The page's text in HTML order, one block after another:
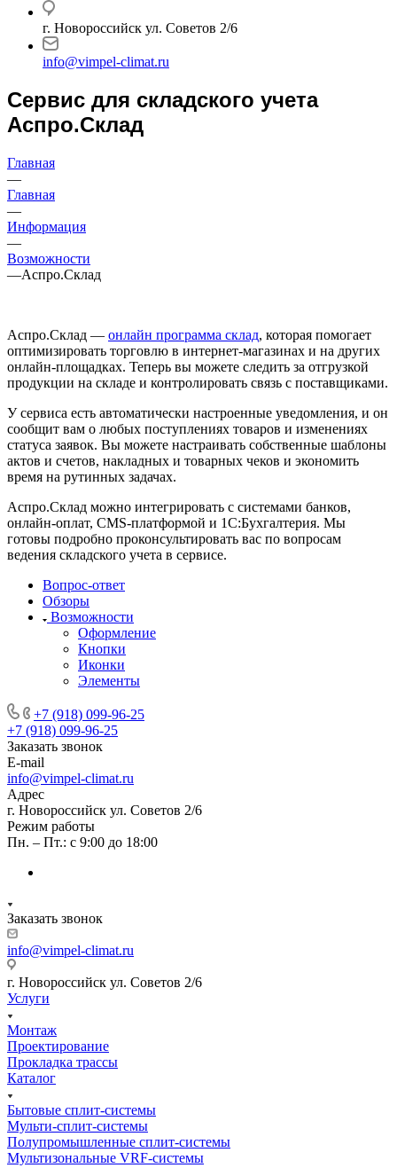
г. Новороссийск ул. Советов 2/6
info@vimpel-climat.ru
Сервис для складского учета
Аспро.Склад
Главная
—
Главная
—
Информация
—
Возможности
—Аспро.Склад
Аспро.Склад — онлайн программа склад, которая помогает
оптимизировать торговлю в интернет-магазинах и на других
онлайн-площадках. Теперь вы можете следить за отгрузкой
продукции на складе и контролировать связь с поставщиками.
У сервиса есть автоматически настроенные уведомления, и он
сообщит вам о любых поступлениях товаров и изменениях
статуса заявок. Вы можете настраивать собственные шаблоны
актов и счетов, накладных и товарных чеков и экономить
время на рутинных задачах.
Аспро.Склад можно интегрировать с системами банков,
онлайн-оплат, CMS-платформой и 1С:Бухгалтерия. Мы
готовы подробно проконсультировать вас по вопросам
ведения складского учета в сервисе.
Вопрос-ответ
Обзоры
Возможности
Оформление
Кнопки
Иконки
Элементы
+7 (918) 099-96-25
+7 (918) 099-96-25
Заказать звонок
E-mail
info@vimpel-climat.ru
Адрес
г. Новороссийск ул. Советов 2/6
Режим работы
Пн. – Пт.: с 9:00 до 18:00
Заказать звонок
info@vimpel-climat.ru
г. Новороссийск ул. Советов 2/6
Услуги
Монтаж
Проектирование
Прокладка трассы
Каталог
Бытовые сплит-системы
Мульти-сплит-системы
Полупромышленные сплит-системы
Мультизональные VRF-системы